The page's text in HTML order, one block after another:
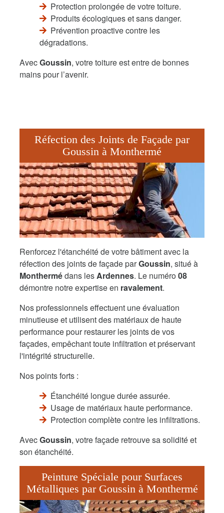
Protection prolongée de votre toiture.
Produits écologiques et sans danger.
Prévention proactive contre les
dégradations.
AvecGoussin, votre toiture est entre de bonnes
mains pour l’avenir.
Réfection des Joints de Façade par
Goussin à Monthermé
Renforcez l'étanchéité de votre bâtiment avec la
réfection des joints de façade parGoussin, situé à
Monthermédans lesArdennes. Le numéro08
démontre notre expertise en ravalement.
Nos professionnels effectuent une évaluation
minutieuse et utilisent des matériaux de haute
performance pour restaurer les joints de vos
façades, empêchant toute infiltration et préservant
l'intégrité structurelle.
Nos points forts :
Étanchéité longue durée assurée.
Usage de matériaux haute performance.
Protection complète contre les infiltrations.
AvecGoussin, votre façade retrouve sa solidité et
son étanchéité.
Peinture Spéciale pour Surfaces
Métalliques par Goussin à Monthermé